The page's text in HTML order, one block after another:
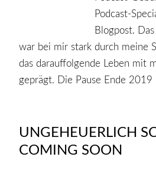
Podcast-
Blogpost.
war bei mir stark durch meine
das darauffolgende Leben mit
geprägt. Die Pause Ende 2019
UNGEHEUERLICH
COMING SOON